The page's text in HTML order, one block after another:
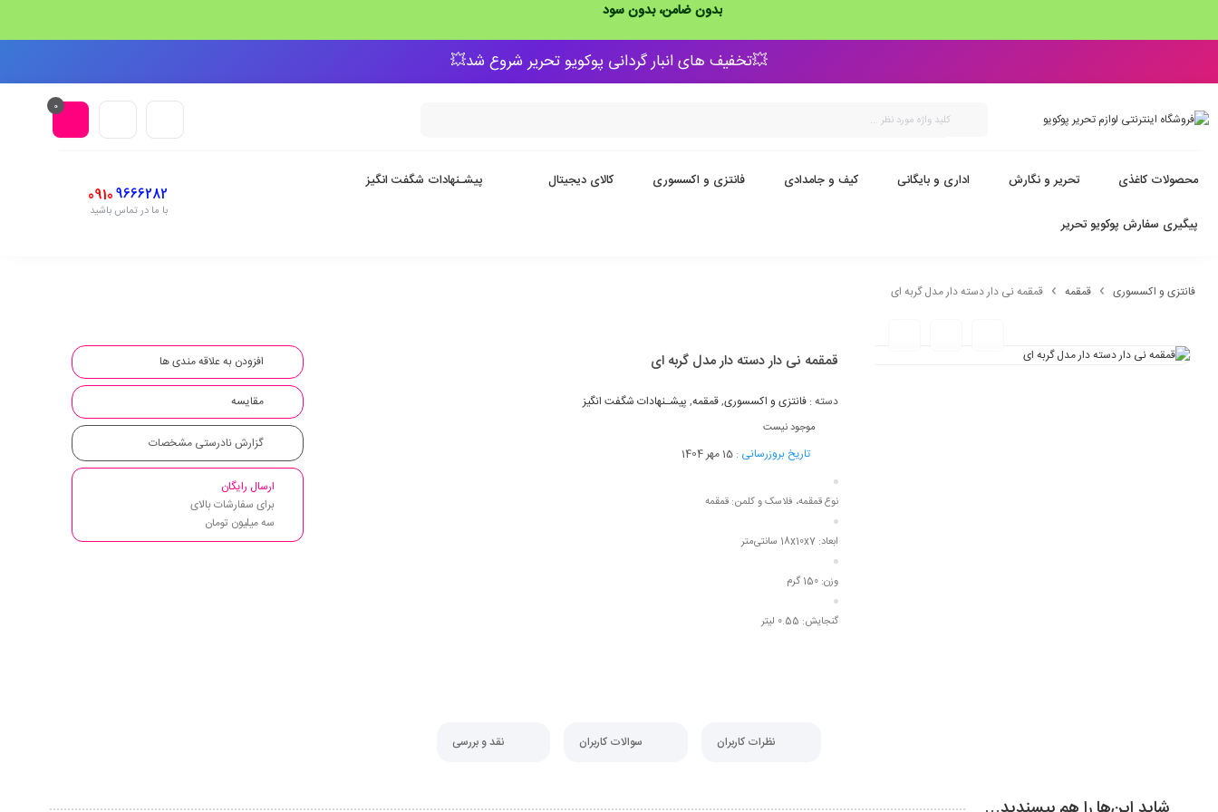
بدون ضامن، بدون سود
💥تخفیف های انبار گردانی پوکویو تحریر شروع شد💥
0
محصولات کاغذی تحریر و نگارش اداری و بایگانی کیف و جامدادی فانتزی و اکسسوری کالای دیجیتال پیشـنهادات شگفت انگیز
پیگیری سفارش پوکویو تحریر
9666282
0910
با ما در تماس باشید
فانتزی و اکسسوری قمقمه قمقمه نی دار دسته دار مدل گربه ای
قمقمه نی دار دسته دار مدل گربه ای
دسته :فانتزی و اکسسوری,قمقمه, پیشـنهادات شگفت انگیز
موجود نیست
تاریخ بروزرسانی :15 مهر 1404
نوع قمقمه، فلاسک و کلمن:قمقمه
ابعاد:18x10x7 سانتی‌متر
وزن:150 گرم
گنجایش: 0.55 لیتر
افزودن به علاقه مندی ها
مقایسه
گزارش نادرستی مشخصات
ارسال رایگان
برای سفارشات بالای
سه میلیون تومان
نظرات کاربران سوالات کاربران نقد و بررسی